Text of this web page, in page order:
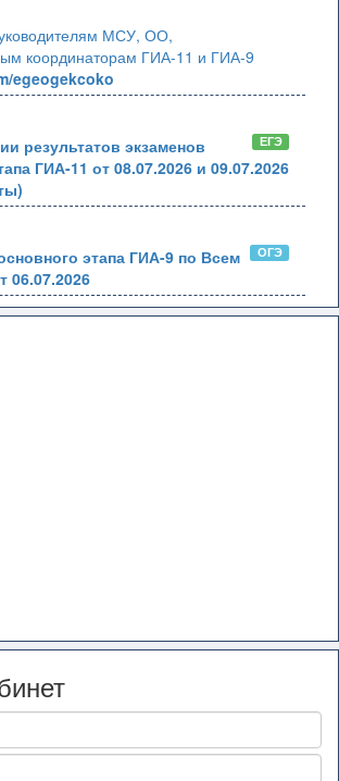
МСУ, ОО,
координаторам ГИА-11 и ГИА-9
egeogekcoko
ЕГЭ
результатов экзаменов
ГИА-11 от 08.07.2026 и 09.07.2026
ОГЭ
этапа ГИА-9 по Всем
06.07.2026